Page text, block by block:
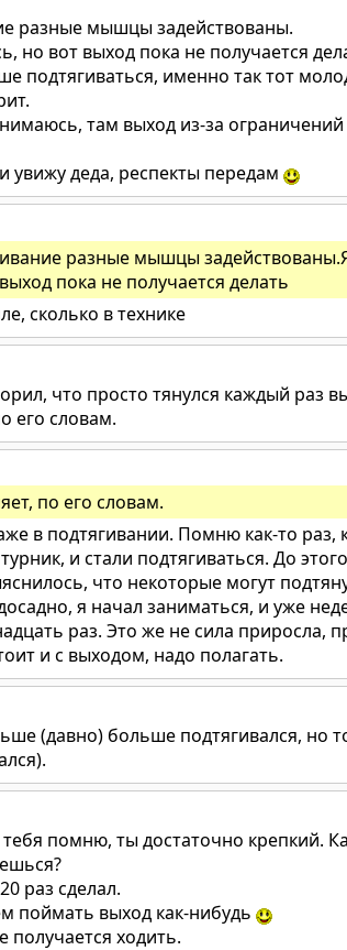
разные мышцы задействованы.
но вот выход пока не получается
подтягиваться, именно так тот
там выход из-за
увижу деда, респекты передам
разные мышцы
пока не получается делать
сколько в технике
что просто тянулся каждый раз
его словам.
по его словам.
в подтягивании. Помню как-то раз,
и стали подтягиваться. До
что некоторые могут
я начал заниматься, и уже
раз. Это же не сила приросла,
и с выходом, надо полагать.
(давно) больше подтягивался, но
помню, ты достаточно крепкий.
раз сделал.
поймать выход как-нибудь
получается ходить.